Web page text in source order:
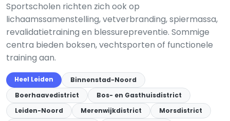
Sportscholen richten zich ook op
lichaamssamenstelling, vetverbranding, spiermassa,
revalidatietraining en blessurepreventie. Sommige
centra bieden boksen, vechtsporten of functionele
training aan.
Heel Leiden
Binnenstad-Noord
Boerhaavedistrict
Bos- en Gasthuisdistrict
Leiden-Noord
Merenwijkdistrict
Morsdistrict